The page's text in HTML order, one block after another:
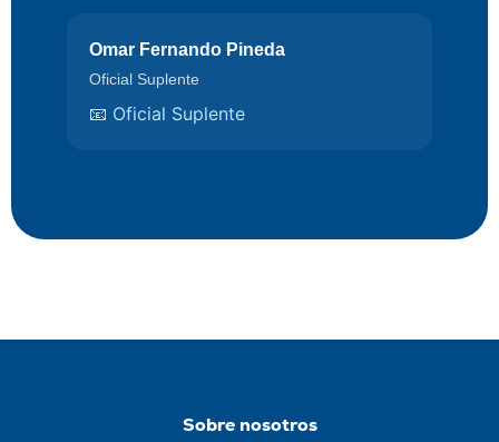
Omar Fernando Pineda
Oficial Suplente
📧 Oficial Suplente
Sobre nosotros